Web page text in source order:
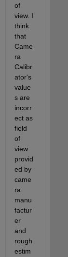
of
view. I
think
that
Came
ra
Calibr
ator's
value
s are
incorr
ect as
field
of
view
provid
ed by
came
ra
manu
factur
er
and
rough
estim